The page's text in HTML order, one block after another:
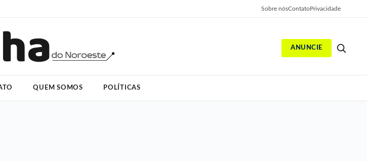
Sobre nósContatoPrivacidade
ANUNCIE
QUEM SOMOS POLÍTICAS